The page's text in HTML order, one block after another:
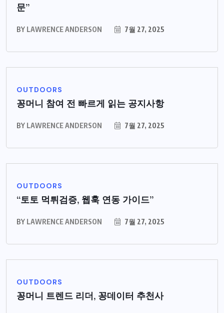
문”
BY LAWRENCE ANDERSON 7월 27, 2025
OUTDOORS
꽁머니 참여 전 빠르게 읽는 공지사항
BY LAWRENCE ANDERSON 7월 27, 2025
OUTDOORS
“토토 먹튀검증, 웹훅 연동 가이드”
BY LAWRENCE ANDERSON 7월 27, 2025
OUTDOORS
꽁머니 트렌드 리더, 꽁데이터 추천사